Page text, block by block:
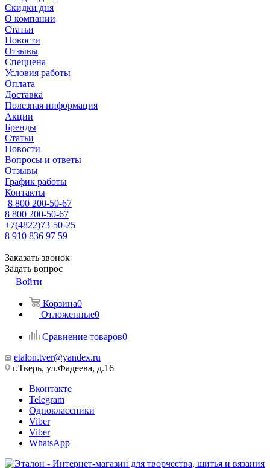
Скидки дня
О компании
Статьи
Новости
Отзывы
Спеццена
Условия работы
Оплата
Доставка
Полезная информация
Акции
Бренды
Статьи
Новости
Вопросы и ответы
Отзывы
График работы
Контакты
8 800 200-50-67
8 800 200-50-67
+7(4822)73-50-25
8 910 836 97 59
Заказать звонок
Задать вопрос
Войти
Корзина0
Отложенные0
Сравнение товаров0
etalon.tver@yandex.ru
г.Тверь, ул.Фадеева, д.16
Вконтакте
Telegram
Одноклассники
Viber
Viber
WhatsApp